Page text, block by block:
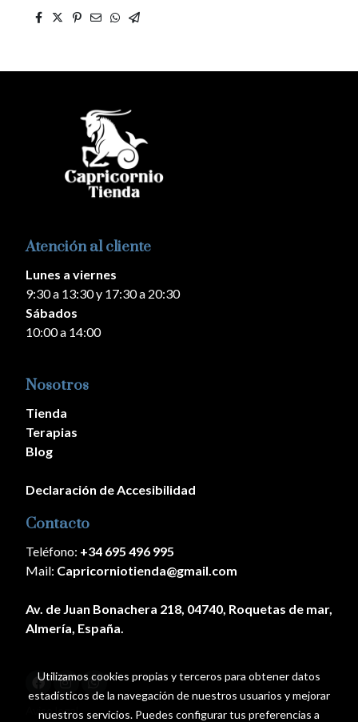
Atención al cliente
Lunes a viernes
9:30 a 13:30 y 17:30 a 20:30
Sábados
10:00 a 14:00
Nosotros
Tienda
Terapias
Blog
Declaración de Accesibilidad
Contacto
Teléfono: +34 695 496 995
Mail: Capricorniotienda@gmail.com
Av. de Juan Bonachera 218, 04740, Roquetas de mar,
Almería, España.
Aviso legal
Utilizamos cookies propias y terceros para obtener datos
estadísticos de la navegación de nuestros usuarios y mejorar
nuestros servicios. Puedes configurar tus preferencias a